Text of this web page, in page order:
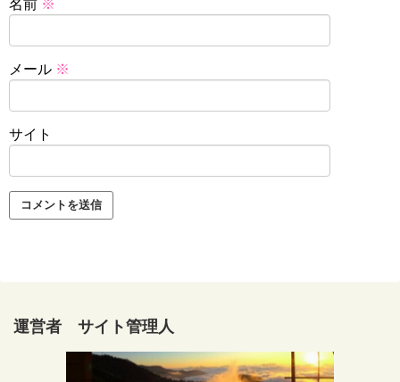
名前 ※
メール ※
サイト
運営者 サイト管理人